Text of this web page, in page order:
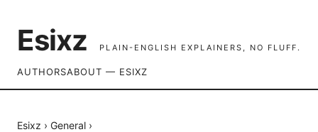
Esixz PLAIN-ENGLISH EXPLAINERS, NO FLUFF.
AUTHORSABOUT — ESIXZ
Esixz › General ›